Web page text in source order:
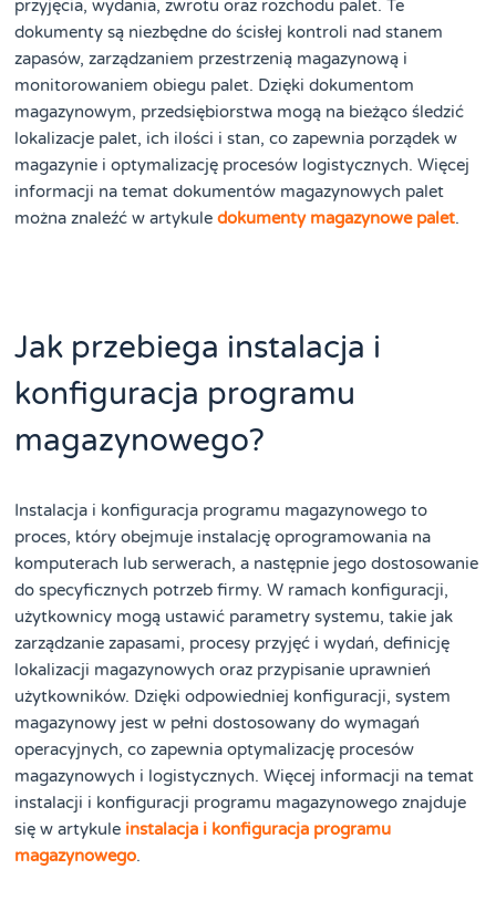
przyjęcia, wydania, zwrotu oraz rozchodu palet. Te
dokumenty są niezbędne do ścisłej kontroli nad stanem
zapasów, zarządzaniem przestrzenią magazynową i
monitorowaniem obiegu palet. Dzięki dokumentom
magazynowym, przedsiębiorstwa mogą na bieżąco śledzić
lokalizacje palet, ich ilości i stan, co zapewnia porządek w
magazynie i optymalizację procesów logistycznych. Więcej
informacji na temat dokumentów magazynowych palet
można znaleźć w artykuledokumenty magazynowe palet.
Jak przebiega instalacja i
konfiguracja programu
magazynowego?
Instalacja i konfiguracja programu magazynowego to
proces, który obejmuje instalację oprogramowania na
komputerach lub serwerach, a następnie jego dostosowanie
do specyficznych potrzeb firmy. W ramach konfiguracji,
użytkownicy mogą ustawić parametry systemu, takie jak
zarządzanie zapasami, procesy przyjęć i wydań, definicję
lokalizacji magazynowych oraz przypisanie uprawnień
użytkowników. Dzięki odpowiedniej konfiguracji, system
magazynowy jest w pełni dostosowany do wymagań
operacyjnych, co zapewnia optymalizację procesów
magazynowych i logistycznych. Więcej informacji na temat
instalacji i konfiguracji programu magazynowego znajduje
się w artykule instalacja i konfiguracja programu
magazynowego.